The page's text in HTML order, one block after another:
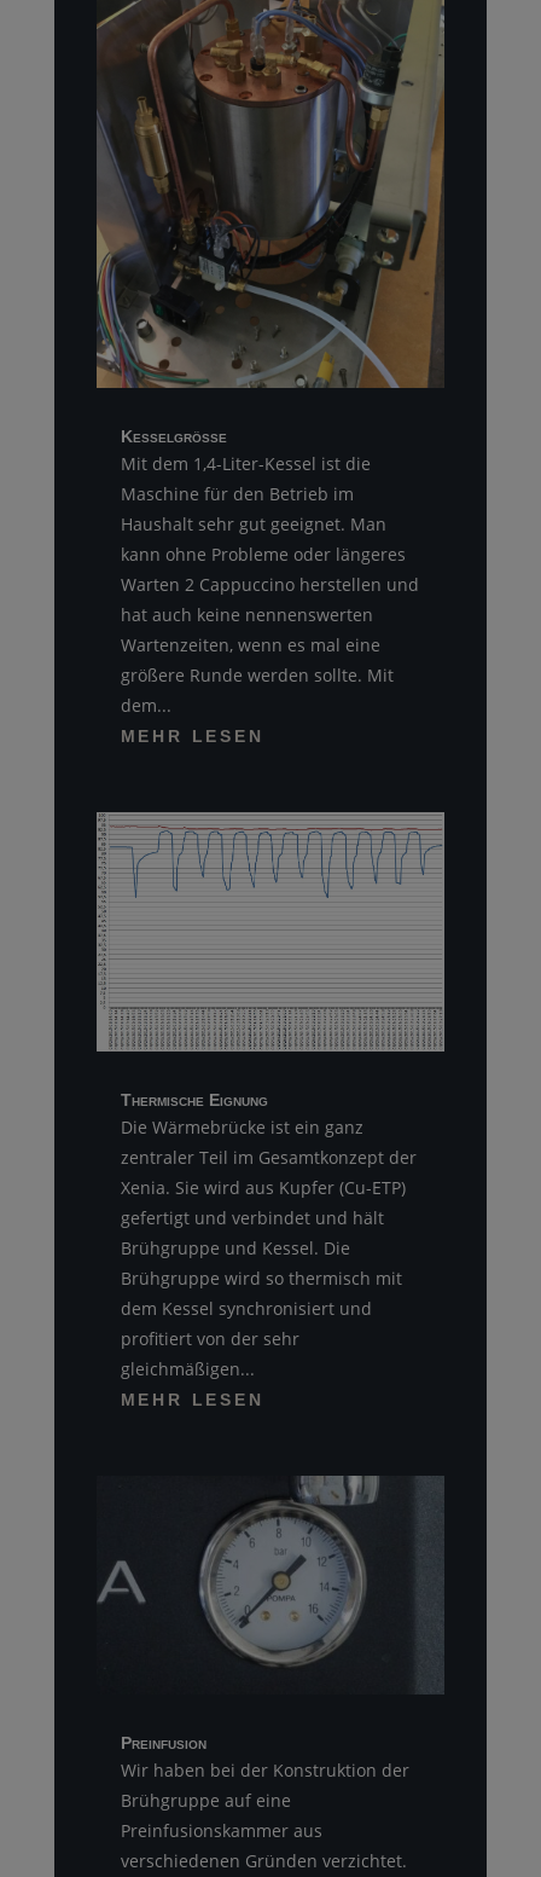
Kesselgröße
Mit dem 1,4-Liter-Kessel ist die
Maschine für den Betrieb im
Haushalt sehr gut geeignet. Man
kann ohne Probleme oder längeres
Warten 2 Cappuccino herstellen und
hat auch keine nennenswerten
Wartenzeiten, wenn es mal eine
größere Runde werden sollte. Mit
dem...
MEHR LESEN
Thermische Eignung
Die Wärmebrücke ist ein ganz
zentraler Teil im Gesamtkonzept der
Xenia. Sie wird aus Kupfer (Cu-ETP)
gefertigt und verbindet und hält
Brühgruppe und Kessel. Die
Brühgruppe wird so thermisch mit
dem Kessel synchronisiert und
profitiert von der sehr
gleichmäßigen...
MEHR LESEN
Preinfusion
Wir haben bei der Konstruktion der
Brühgruppe auf eine
Preinfusionskammer aus
verschiedenen Gründen verzichtet.